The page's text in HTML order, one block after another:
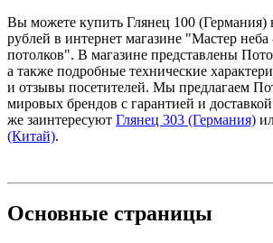
Вы можете купить Глянец 100 (Германия)
рублей в интернет магазине "Мастер
потолков". В магазине представлены
а также подробные технические
и отзывы посетителей. Мы предлагаем
мировых брендов с гарантией и
же заинтересуют Глянец 303 (Германия)
(Китай).
Основные страницы